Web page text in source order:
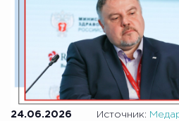
24.06.2026 Источник: